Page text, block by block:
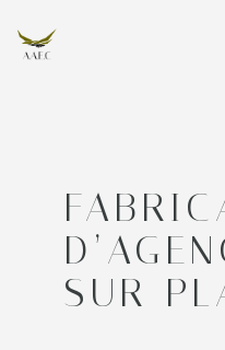
SUR